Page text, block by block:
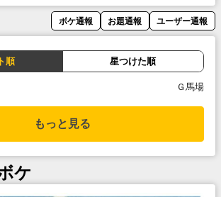
ボケ通報 お題通報 ユーザー通報
順 星つけた順
Ｇ馬場
もっと見る
ケ